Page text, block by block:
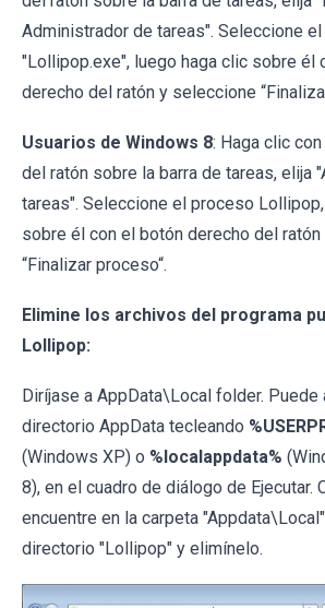
Administrador de tareas". Seleccione
"Lollipop.exe", luego haga clic sobre él
derecho del ratón y seleccione
Usuarios de Windows 8: Haga clic
del ratón sobre la barra de tareas, elija
tareas". Seleccione el proceso
sobre él con el botón derecho del
“Finalizar proceso“.
Elimine los archivos del programa
Lollipop:
Diríjase a AppData\Local folder. Puede
directorio AppData tecleando
(Windows XP) o %localappdata%
8), en el cuadro de diálogo de Ejecutar.
encuentre en la carpeta
directorio "Lollipop" y elimínelo.